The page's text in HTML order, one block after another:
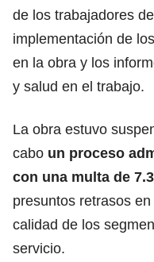
de los trabajadores
implementación de
en la obra y los
y salud en el trabajo.
La obra estuvo
cabo un proceso
con una multa de
presuntos retrasos
calidad de los
servicio.